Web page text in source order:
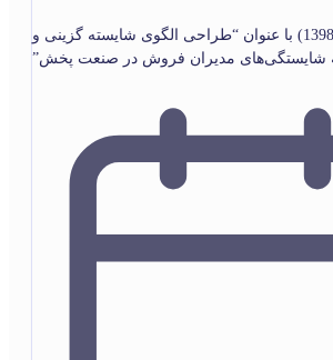
عسگری، ناصر (1398) با عنوان “طراحی الگوی شایسته گزینی و
شایستگی‌های مدیران فروش در صنعت پخش”